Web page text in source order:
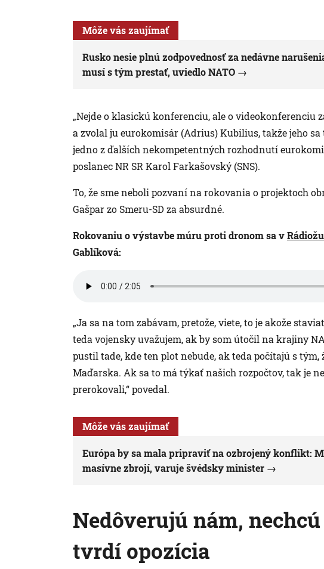
Môže vás zaujímať
Rusko nesie plnú zodpovednosť za nedávne
musí s tým prestať, uviedlo NATO
„Nejde o klasickú konferenciu, ale o videokonferenciu
a zvolal ju eurokomisár (Adrius) Kubilius, takže jeho sa
jedno z ďalších nekompetentných rozhodnutí
poslanec NR SR Karol Farkašovský (SNS).
To, že sme neboli pozvaní na rokovania o projektoch
Gašpar zo Smeru-SD za absurdné.
Rokovaniu o výstavbe múru proti dronom sa v
Gablíková:
„Ja sa na tom zabávam, pretože, viete, to je akože
teda vojensky uvažujem, ak by som útočil na krajiny
pustil tade, kde ten plot nebude, ak teda počítajú s tým,
Maďarska. Ak sa to má týkať našich rozpočtov, tak je
prerokovali,“ povedal.
Môže vás zaujímať
Európa by sa mala pripraviť na ozbrojený konflikt:
masívne zbrojí, varuje švédsky minister
Nedôverujú nám,
tvrdí opozícia